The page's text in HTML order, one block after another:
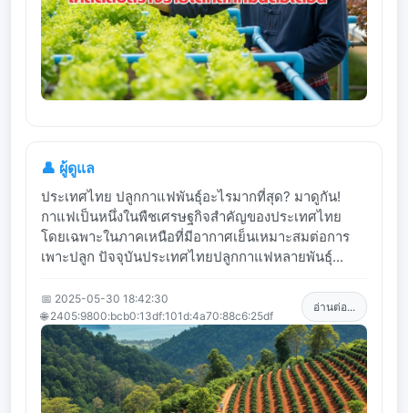
👤 ผู้ดูแล
ประเทศไทย ปลูกกาแฟพันธุ์อะไรมากที่สุด? มาดูกัน!
กาแฟเป็นหนึ่งในพืชเศรษฐกิจสำคัญของประเทศไทย
โดยเฉพาะในภาคเหนือที่มีอากาศเย็นเหมาะสมต่อการ
เพาะปลูก ปัจจุบันประเทศไทยปลูกกาแฟหลายพันธุ์...
📅 2025-05-30 18:42:30
🌐 2405:9800:bcb0:13df:101d:4a70:88c6:25df
อ่านต่อ...